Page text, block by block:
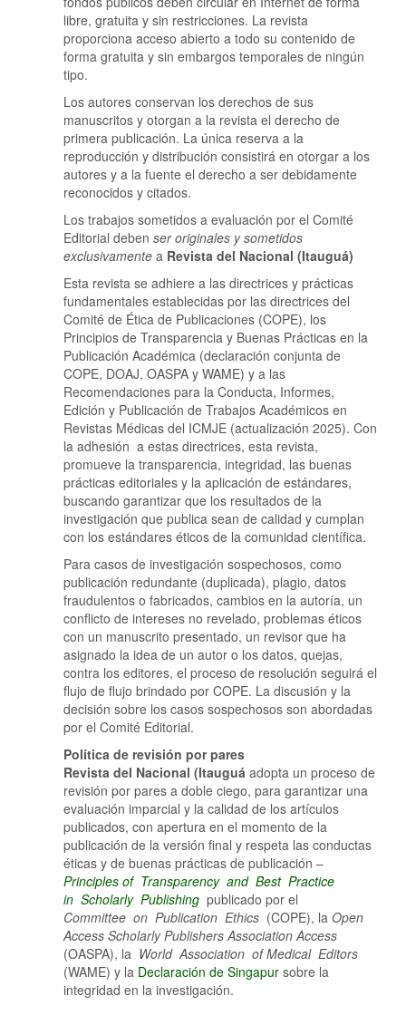
libre, gratuita y sin restricciones. La revista
proporciona acceso abierto a todo su contenido de
forma gratuita y sin embargos temporales de ningún
tipo.
Los autores conservan los derechos de sus
manuscritos y otorgan a la revista el derecho de
primera publicación. La única reserva a la
reproducción y distribución consistirá en otorgar a los
autores y a la fuente el derecho a ser debidamente
reconocidos y citados.
Los trabajos sometidos a evaluación por el Comité
Editorial deben ser originales y sometidos
exclusivamente a Revista del Nacional (Itauguá)
Esta revista se adhiere a las directrices y prácticas
fundamentales establecidas por las directrices del
Comité de Ética de Publicaciones (COPE), los
Principios de Transparencia y Buenas Prácticas en la
Publicación Académica (declaración conjunta de
COPE, DOAJ, OASPA y WAME) y a las
Recomendaciones para la Conducta, Informes,
Edición y Publicación de Trabajos Académicos en
Revistas Médicas del ICMJE (actualización 2025). Con
la adhesión a estas directrices, esta revista,
promueve la transparencia, integridad, las buenas
prácticas editoriales y la aplicación de estándares,
buscando garantizar que los resultados de la
investigación que publica sean de calidad y cumplan
con los estándares éticos de la comunidad científica.
Para casos de investigación sospechosos, como
publicación redundante (duplicada), plagio, datos
fraudulentos o fabricados, cambios en la autoría, un
conflicto de intereses no revelado, problemas éticos
con un manuscrito presentado, un revisor que ha
asignado la idea de un autor o los datos, quejas,
contra los editores, el proceso de resolución seguirá el
flujo de flujo brindado por COPE. La discusión y la
decisión sobre los casos sospechosos son abordadas
por el Comité Editorial.
Política de revisión por pares
Revista del Nacional (Itauguá adopta un proceso de
revisión por pares a doble ciego, para garantizar una
evaluación imparcial y la calidad de los artículos
publicados, con apertura en el momento de la
publicación de la versión final y respeta las conductas
éticas y de buenas prácticas de publicación –
Principles of Transparencyand Best Practice
in ScholarlyPublishing publicado por el
Committee on Publication Ethics (COPE), la Open
Access Scholarly Publishers Association Access
(OASPA), la World Association of Medical Editors
(WAME) y la Declaración de Singapur sobre la
integridad en la investigación.